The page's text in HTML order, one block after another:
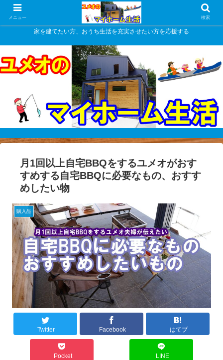
家を建てたい方、おうち生活を充実させたい方を応援する
月1回以上自宅BBQをするユメオがおす
すめする自宅BBQに必要なもの、おすす
めしたい物
購入品
Twitter Facebook はてブ
Pocket LINE
メニュー 検索